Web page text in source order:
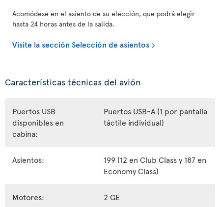
Acomódese en el asiento de su elección, que podrá elegir
hasta 24 horas antes de la salida.
Visite la sección Selección de asientos
Características técnicas del avión
Puertos USB
disponibles en
cabina:
Puertos USB-A (1 por pantalla
táctile individual)
Asientos:
199 (12 en Club Class y 187 en
Economy Class)
Motores: 2 GE